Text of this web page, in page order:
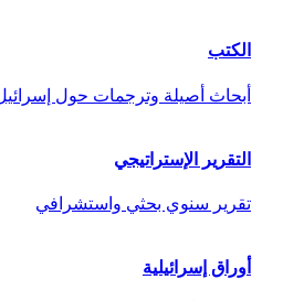
الكتب
أبحاث أصيلة وترجمات حول
التقرير الإستراتيجي
تقرير سنوي بحثي واستشرافي
أوراق إسرائيلية